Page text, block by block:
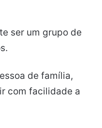
ser um grupo de
de família,
com facilidade a